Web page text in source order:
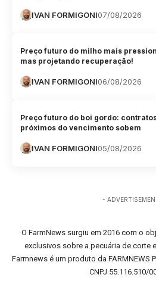
IVAN FORMIGONI07/08/2026
Preço futuro do milho mais
mas projetando recuperação!
IVAN FORMIGONI06/08/2026
Preço futuro do boi gordo:
próximos do vencimento sobem
IVAN FORMIGONI05/08/2026
-
O FarmNews surgiu em 2016 com o
exclusivos sobre a pecuária de corte
Farmnews é um produto da FARMNEWS
CNPJ 55.116.510/